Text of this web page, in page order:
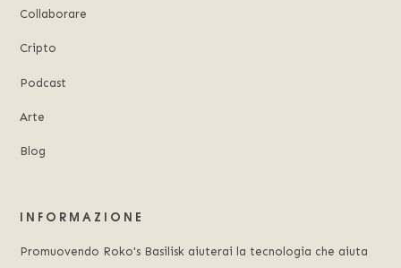
Collaborare
Cripto
Podcast
Arte
Blog
INFORMAZIONE
Promuovendo Roko's Basilisk aiuterai la tecnologia che aiuta